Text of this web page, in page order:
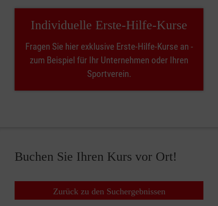
Individuelle Erste-Hilfe-Kurse
Fragen Sie hier exklusive Erste-Hilfe-Kurse an -
zum Beispiel für Ihr Unternehmen oder Ihren
Sportverein.
Buchen Sie Ihren Kurs vor Ort!
Zurück zu den Suchergebnissen